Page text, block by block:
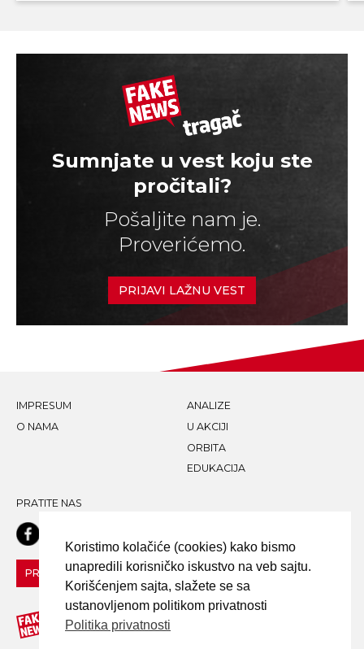
Sumnjate u vest koju ste
pročitali?
Pošaljite nam je.
Proverićemo.
PRIJAVI LAŽNU VEST
IMPRESUM
O NAMA
ANALIZE
U AKCIJI
ORBITA
EDUKACIJA
PRATITE NAS
PRIJAVI LAŽNU VEST!
Koristimo kolačiće (cookies) kako bismo
unapredili korisničko iskustvo na veb sajtu.
Korišćenjem sajta, slažete se sa
ustanovljenom politikom privatnosti
Politika privatnosti